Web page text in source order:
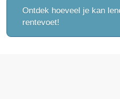
Ontdek hoeveel je kan
rentevoet!